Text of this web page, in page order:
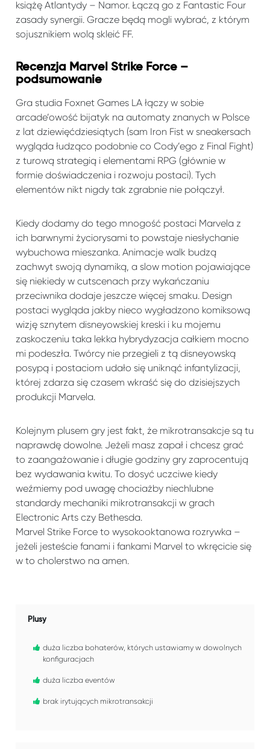
książę Atlantydy – Namor. Łączą go z Fantastic Four
zasady synergii. Gracze będą mogli wybrać, z którym
sojusznikiem wolą skleić FF.
Recenzja Marvel Strike Force –
podsumowanie
Gra studia Foxnet Games LA łączy w sobie
arcade’owość bijatyk na automaty znanych w Polsce
z lat dziewięćdziesiątych (sam Iron Fist w sneakersach
wygląda łudząco podobnie co Cody’ego z Final Fight)
z turową strategią i elementami RPG (głównie w
formie doświadczenia i rozwoju postaci). Tych
elementów nikt nigdy tak zgrabnie nie połączył.
Kiedy dodamy do tego mnogość postaci Marvela z
ich barwnymi życiorysami to powstaje niesłychanie
wybuchowa mieszanka. Animacje walk budzą
zachwyt swoją dynamiką, a slow motion pojawiające
się niekiedy w cutscenach przy wykańczaniu
przeciwnika dodaje jeszcze więcej smaku. Design
postaci wygląda jakby nieco wygładzono komiksową
wizję sznytem disneyowskiej kreski i ku mojemu
zaskoczeniu taka lekka hybrydyzacja całkiem mocno
mi podeszła. Twórcy nie przegieli z tą disneyowską
posypą i postaciom udało się uniknąć infantylizacji,
której zdarza się czasem wkraść się do dzisiejszych
produkcji Marvela.
Kolejnym plusem gry jest fakt, że mikrotransakcje są tu
naprawdę dowolne. Jeżeli masz zapał i chcesz grać
to zaangażowanie i długie godziny gry zaprocentują
bez wydawania kwitu. To dosyć uczciwe kiedy
weźmiemy pod uwagę chociażby niechlubne
standardy mechaniki mikrotransakcji w grach
Electronic Arts czy Bethesda.
Marvel Strike Force to wysokooktanowa rozrywka –
jeżeli jesteście fanami i fankami Marvel to wkręcicie się
w to cholerstwo na amen.
Plusy
duża liczba bohaterów, których ustawiamy w dowolnych
konfiguracjach
duża liczba eventów
brak irytujących mikrotransakcji